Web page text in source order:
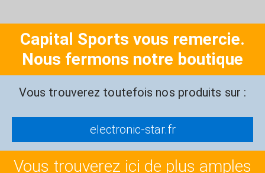
Capital Sports vous remercie.
Nous fermons notre boutique
Vous trouverez toutefois nos produits sur :
electronic-star.fr
Vous trouverez ici de plus amples